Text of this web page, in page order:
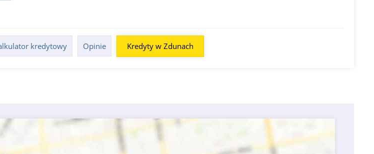
kredytowy Opinie Kredyty w Zdunach